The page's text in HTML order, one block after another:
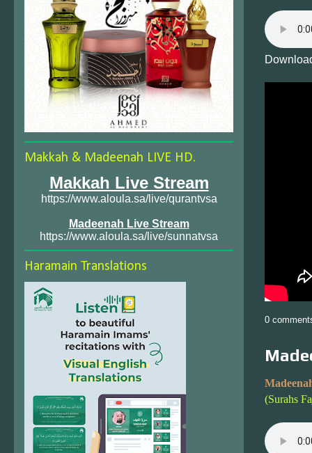
0
(Surahs
Makkah & Madeenah LIVE HD.
Makkah Live Stream
https://www.aloula.sa/live/qurantvsa
Madeenah Live Stream
https://www.aloula.sa/live/sunnatvsa
Haramain Translations